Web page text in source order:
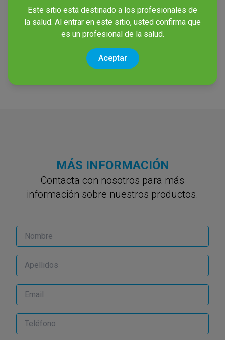
Bactiseptic Orange
70% IPA con tinte naranja
MÁS INFORMACIÓN
Contacta con nosotros para más
información sobre nuestros productos.
Este sitio está destinado a los profesionales de
la salud. Al entrar en este sitio, usted confirma que
es un profesional de la salud.
Aceptar